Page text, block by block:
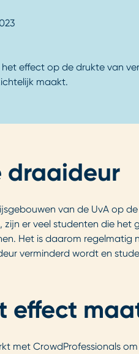
effect op de drukte van
maakt.
draaideur
van de UvA op
zijn er veel studenten die
Het is daarom
verminderd wordt en
effect
met CrowdProfessionals